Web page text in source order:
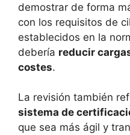
demostrar de forma
con los requisitos de
establecidos en la
debería reducir
costes.
La revisión también
sistema de
que sea más ágil y